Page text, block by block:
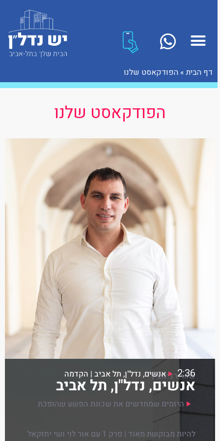
דף הבית» הפודקאסט שלנו
הפודקאסט שלנו
שחר רבינוביץ'
אנשים, נדל"ן, תל אביב
אנשים, נדל"ן, תל אביב | הקדמה 2:36
היזמים שמחדשים את שכונת הפשע שהופכת
להיות מבוקשת מאוד | פרק 1 עם אור לוי ושי יחזקאל